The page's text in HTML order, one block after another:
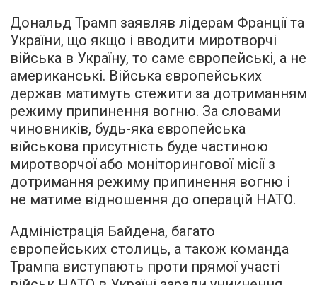
Дональд Трамп заявляв лідерам Франції та
України, що якщо і вводити миротворчі
війська в Україну, то саме європейські, а не
американські. Війська європейських
держав матимуть стежити за дотриманням
режиму припинення вогню. За словами
чиновників, будь-яка європейська
військова присутність буде частиною
миротворчої або моніторингової місії з
дотримання режиму припинення вогню і
не матиме відношення до операцій НАТО.
Адміністрація Байдена, багато
європейських столиць, а також команда
Трампа виступають проти прямої участі